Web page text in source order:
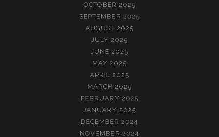
OCTOBER 2025
SEPTEMBER 2025
AUGUST 2025
JULY 2025
JUNE 2025
MAY 2025
APRIL 2025
MARCH 2025
FEBRUARY 2025
JANUARY 2025
DECEMBER 2024
NOVEMBER 2024